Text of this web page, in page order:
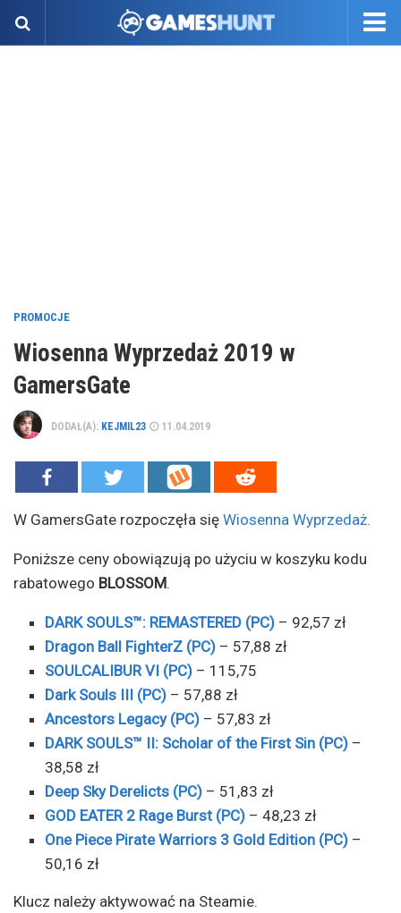
PROMOCJE
Wiosenna Wyprzedaż 2019 w
GamersGate
DODAŁ(A): KEJMIL23 11.04.2019
W GamersGate rozpoczęła się Wiosenna Wyprzedaż.
Poniższe ceny obowiązują po użyciu w koszyku kodu
rabatowego BLOSSOM.
DARK SOULS™: REMASTERED (PC) – 92,57 zł
Dragon Ball FighterZ (PC) – 57,88 zł
SOULCALIBUR VI (PC) – 115,75
Dark Souls III (PC) – 57,88 zł
Ancestors Legacy (PC) – 57,83 zł
DARK SOULS™ II: Scholar of the First Sin (PC) –
38,58 zł
Deep Sky Derelicts (PC) – 51,83 zł
GOD EATER 2 Rage Burst (PC) – 48,23 zł
One Piece Pirate Warriors 3 Gold Edition (PC) –
50,16 zł
Klucz należy aktywować na Steamie.